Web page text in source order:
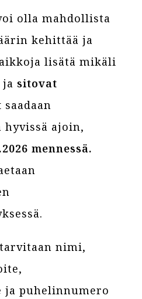
olla mahdollista
kehittää ja
lisätä mikäli
jasitovat
saadaan
ajoin,
mennessä.
nimi,
ja puhelinnumero